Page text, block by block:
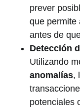
prever
que permite
antes de
Detección
Utilizando
anomalías,
potenciales